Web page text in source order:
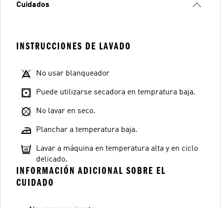
Cuidados
INSTRUCCIONES DE LAVADO
No usar blanqueador
Puede utilizarse secadora en tempratura baja.
No lavar en seco.
Planchar a temperatura baja.
Lavar a máquina en temperatura alta y en ciclo
delicado.
INFORMACIÓN ADICIONAL SOBRE EL
CUIDADO